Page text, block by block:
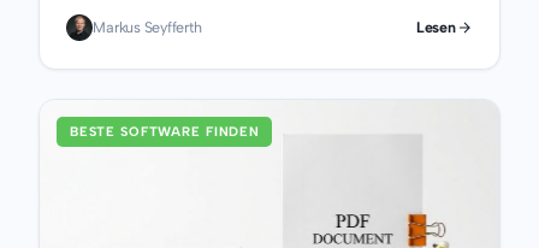
im DACH-Raum kostet und warum der
Serverstandort seit dem Ende des Privacy Shield eine
rechtliche Pflichtentscheidung ist. Das Wichtigste in
Markus Seyfferth Lesen
BESTE SOFTWARE FINDEN